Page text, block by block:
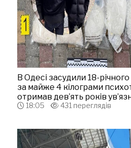
В Одесі засудили 18-
за майже 4 кілограми
отримав дев’ять років
18:05 431 переглядів